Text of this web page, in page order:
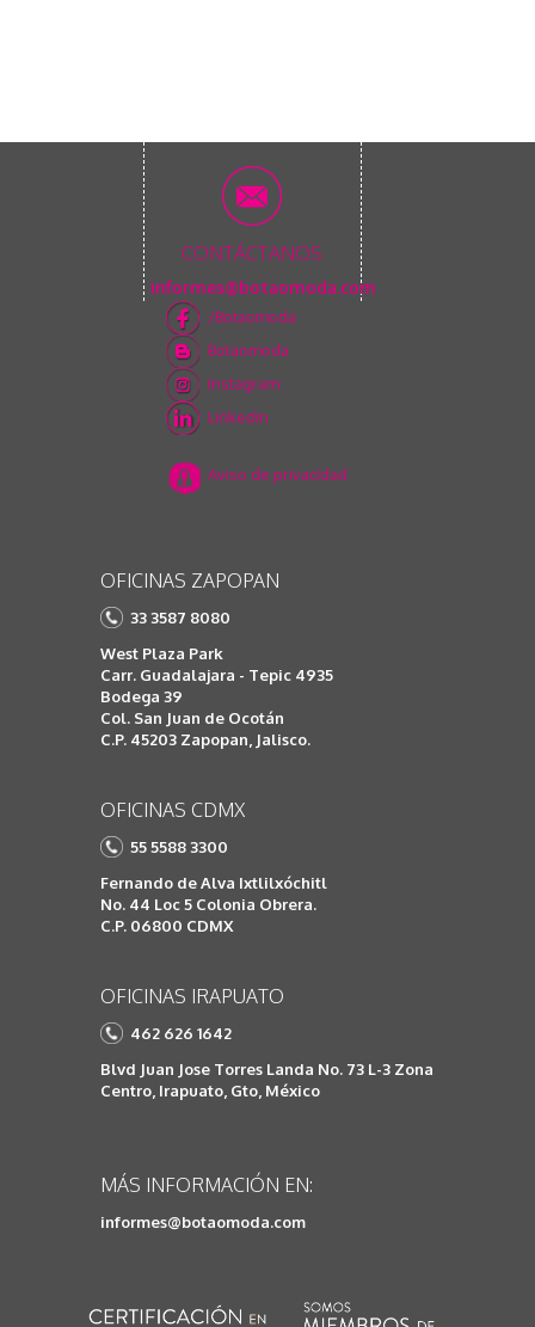
CONTÁCTANOS
informes@botaomoda.com
/Botaomoda
Botaomoda
Instagram
Linkedin
Aviso de privacidad
OFICINAS ZAPOPAN
33 3587 8080
West Plaza Park
Carr. Guadalajara - Tepic 4935
Bodega 39
Col. San Juan de Ocotán
C.P. 45203 Zapopan, Jalisco.
OFICINAS CDMX
55 5588 3300
Fernando de Alva Ixtlilxóchitl
No. 44 Loc 5 Colonia Obrera.
C.P. 06800 CDMX
OFICINAS IRAPUATO
462 626 1642
Blvd Juan Jose Torres Landa No. 73 L-3 Zona
Centro, Irapuato, Gto, México
MÁS INFORMACIÓN EN:
informes@botaomoda.com